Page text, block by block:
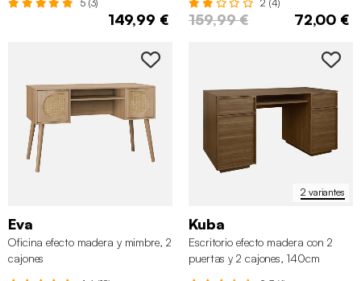
5 (3)
149,99 €
2 (4)
159,99 € 72,00 €
Eva
Oficina efecto madera y mimbre, 2
cajones
2 variantes
Kuba
Escritorio efecto madera con 2
puertas y 2 cajones, 140cm